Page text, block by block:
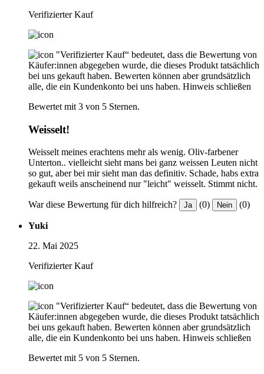
Verifizierter Kauf
"Verifizierter Kauf“ bedeutet, dass die Bewertung von
Käufer:innen abgegeben wurde, die dieses Produkt tatsächlich
bei uns gekauft haben. Bewerten können aber grundsätzlich
alle, die ein Kundenkonto bei uns haben. Hinweis schließen
Bewertet mit 3 von 5 Sternen.
Weisselt!
Weisselt meines erachtens mehr als wenig. Oliv-farbener
Unterton.. vielleicht sieht mans bei ganz weissen Leuten nicht
so gut, aber bei mir sieht man das definitiv. Schade, habs extra
gekauft weils anscheinend nur "leicht" weisselt. Stimmt nicht.
War diese Bewertung für dich hilfreich? Ja (0) Nein (0)
Yuki
22. Mai 2025
Verifizierter Kauf
"Verifizierter Kauf“ bedeutet, dass die Bewertung von
Käufer:innen abgegeben wurde, die dieses Produkt tatsächlich
bei uns gekauft haben. Bewerten können aber grundsätzlich
alle, die ein Kundenkonto bei uns haben. Hinweis schließen
Bewertet mit 5 von 5 Sternen.